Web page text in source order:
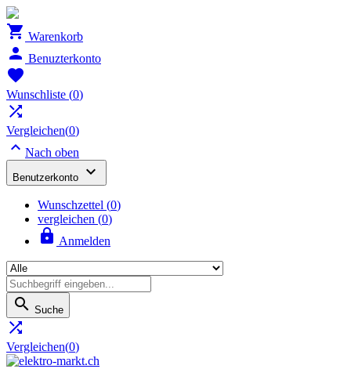
 Warenkorb
 Benuzterkonto

Wunschliste (0)

Vergleichen(0)
 Nach oben
Benutzerkonto 
Wunschzettel (0)
vergleichen (0)
 Anmelden
 Suche

Vergleichen(0)